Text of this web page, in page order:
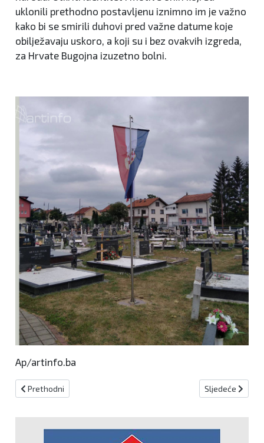
uklonili prethodno postavljenu iznimno im je važno
kako bi se smirili duhovi pred važne datume koje
obilježavaju uskoro, a koji su i bez ovakvih izgreda,
za Hrvate Bugojna izuzetno bolni.
Ap/artinfo.ba
Prethodni članak: Brojna domaća i strana izaslanstva se
Prethodni Sljedeći
Sljedeće